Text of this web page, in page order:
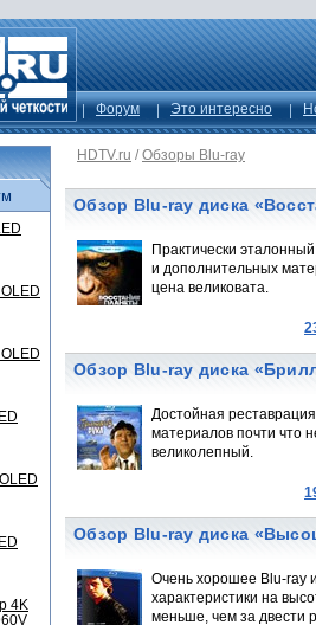
Форум Это интересно
HDTV.ru / Обзоры Blu-ray
Обзор Blu-ray диска
Практически
и дополнительных
цена великовата.
Обзор Blu-ray диска
Достойная
материалов почти что
великолепный.
Обзор Blu-ray диска
Очень хорошее Blu-ray
характеристики на
меньше, чем за двести
4K